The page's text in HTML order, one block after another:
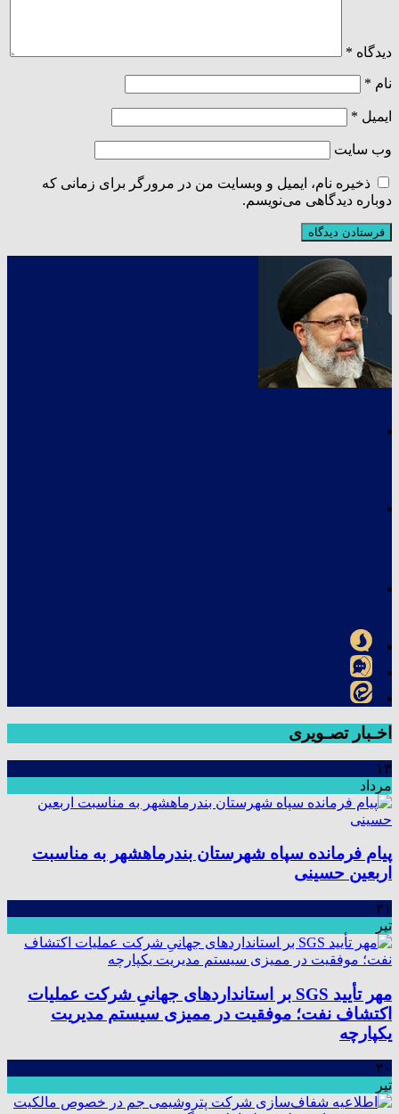
دیدگاه *
نام *
ایمیل *
وب‌ سایت
ذخیره نام، ایمیل و وبسایت من در مرورگر برای زمانی که
دوباره دیدگاهی می‌نویسم.
اخـبار تصـویری
۱۳
مرداد
پیام فرمانده سپاه شهرستان بندرماهشهر به مناسبت
اربعین حسینی
۳۱
تیر
مهر تأیید SGS بر استانداردهای جهانیِ شرکت عملیات
اکتشاف نفت؛ موفقیت در ممیزی سیستم مدیریت
یکپارچه
۳۰
تیر